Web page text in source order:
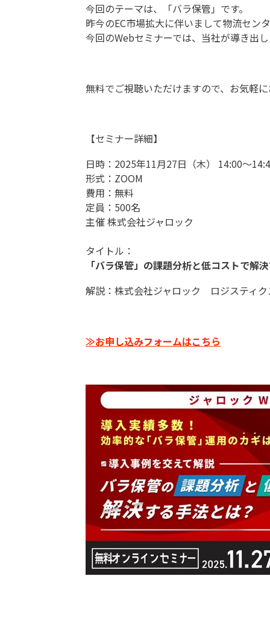
今回のテーマは、「バラ保管」です。
昨今のEC市場拡大に伴いまして物流セ
今回のWebセミナーでは、当社が導き出
無料でご視聴いただけますので、お気軽
【セミナー詳細】
日時：2025年11月27日（木） 14:00～
形式：ZOOM
費用：無料
定員：500名
主催 株式会社ジャロック
タイトル：
「バラ保管」の課題分析と低コストで解
解説：株式会社ジャロック ロジスティ
≫お申し込みフォームはこちら